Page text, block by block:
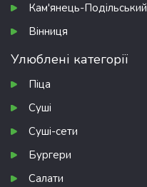
Кам'янець-Подільський
Вінниця
Улюблені категорії
Піца
Суші
Суші-сети
Бургери
Салати